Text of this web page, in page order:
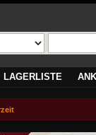
LAGERLISTE